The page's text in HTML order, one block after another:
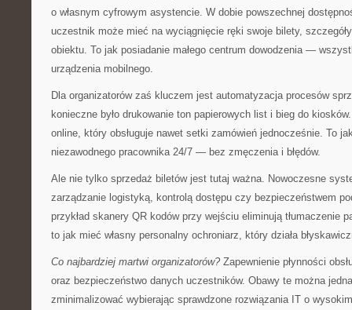
o własnym cyfrowym asystencie. W dobie powszechnej
uczestnik może mieć na wyciągnięcie ręki swoje bilety,
obiektu. To jak posiadanie małego centrum dowodzenia —
urządzenia mobilnego.
Dla organizatorów zaś kluczem jest automatyzacja procesów
konieczne było drukowanie ton papierowych list i bieg do
online, który obsługuje nawet setki zamówień jednocześnie. To
niezawodnego pracownika 24/7 — bez zmęczenia i błędów.
Ale nie tylko sprzedaż biletów jest tutaj ważna. Nowoczesne
zarządzanie logistyką, kontrolą dostępu czy bezpieczeństwem
przykład skanery QR kodów przy wejściu eliminują tłumaczenie
to jak mieć własny personalny ochroniarz, który działa
Co najbardziej martwi organizatorów? Zapewnienie płynności
oraz bezpieczeństwo danych uczestników. Obawy te można
zminimalizować wybierając sprawdzone rozwiązania IT o